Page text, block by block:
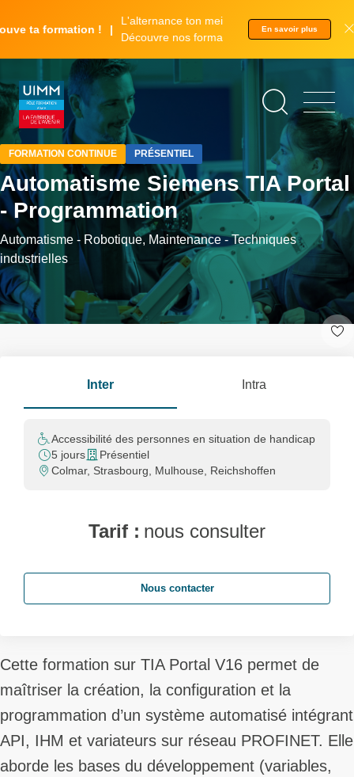
au ta formation !
L'alternance ton meilleur tremplin.
Découvre nos formations.
En savoir plus
FORMATION CONTINUE PRÉSENTIEL
Automatisme Siemens TIA Portal
- Programmation
Automatisme - Robotique, Maintenance - Techniques
industrielles
Cette formation sur TIA Portal V16 permet de
maîtriser la création, la configuration et la
programmation d’un système automatisé intégrant
API, IHM et variateurs sur réseau PROFINET. Elle
aborde les bases du développement (variables,
Inter Intra
Accessibilité des personnes en situation de handicap
5 jours
Présentiel
Colmar, Strasbourg, Mulhouse, Reichshoffen
Tarif : nous consulter
Nous contacter